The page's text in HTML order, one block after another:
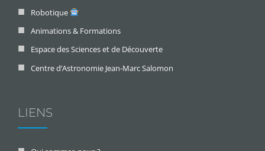
Robotique
Animations & Formations
Espace des Sciences et de Découverte
Centre d’Astronomie Jean-Marc Salomon
LIENS